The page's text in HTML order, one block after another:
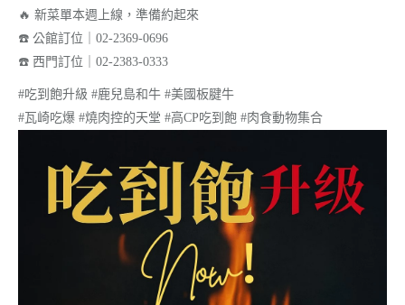
🔥 新菜單本週上線，準備約起來
☎️ 公館訂位｜02-2369-0696
☎️ 西門訂位｜02-2383-0333
#吃到飽升級 #鹿兒島和牛 #美國板腱牛
#瓦崎吃爆 #燒肉控的天堂 #高CP吃到飽 #肉食動物集合